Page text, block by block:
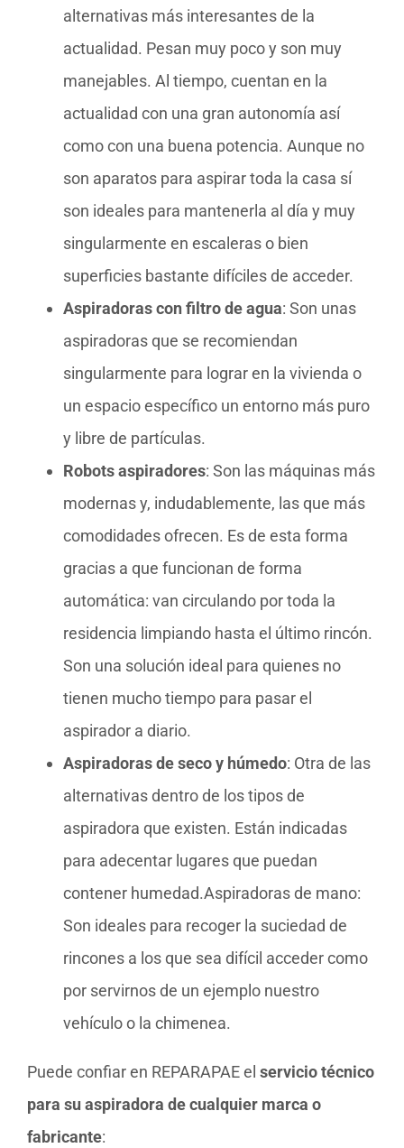
alternativas más interesantes de la
actualidad. Pesan muy poco y son muy
manejables. Al tiempo, cuentan en la
actualidad con una gran autonomía así
como con una buena potencia. Aunque no
son aparatos para aspirar toda la casa sí
son ideales para mantenerla al día y muy
singularmente en escaleras o bien
superficies bastante difíciles de acceder.
Aspiradoras con filtro de agua: Son unas
aspiradoras que se recomiendan
singularmente para lograr en la vivienda o
un espacio específico un entorno más puro
y libre de partículas.
Robots aspiradores: Son las máquinas más
modernas y, indudablemente, las que más
comodidades ofrecen. Es de esta forma
gracias a que funcionan de forma
automática: van circulando por toda la
residencia limpiando hasta el último rincón.
Son una solución ideal para quienes no
tienen mucho tiempo para pasar el
aspirador a diario.
Aspiradoras de seco y húmedo: Otra de las
alternativas dentro de los tipos de
aspiradora que existen. Están indicadas
para adecentar lugares que puedan
contener humedad.Aspiradoras de mano:
Son ideales para recoger la suciedad de
rincones a los que sea difícil acceder como
por servirnos de un ejemplo nuestro
vehículo o la chimenea.
Puede confiar en REPARAPAE el servicio técnico
para su aspiradora de cualquier marca o
fabricante: